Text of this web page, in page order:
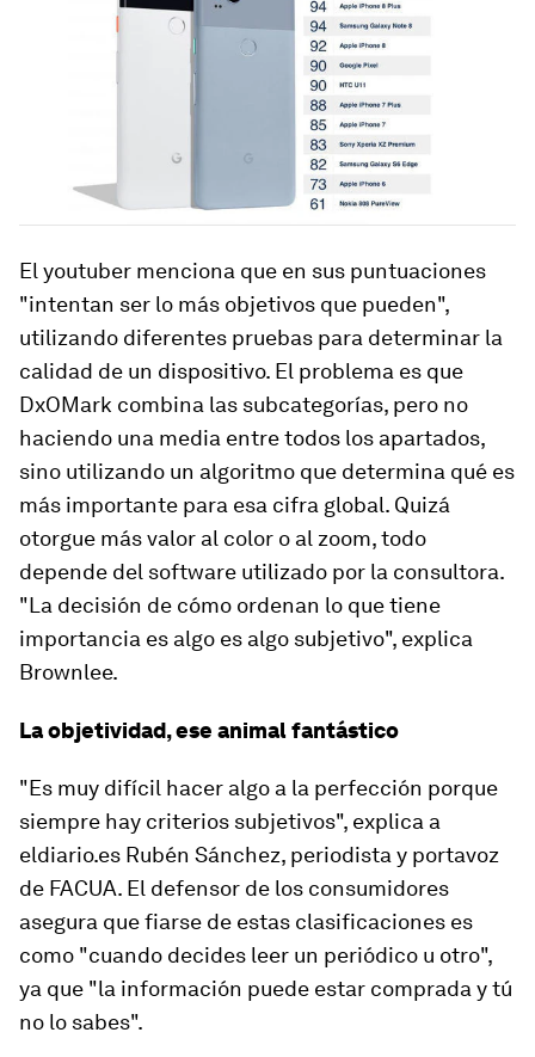
El youtuber menciona que en sus puntuaciones
"intentan ser lo más objetivos que pueden",
utilizando diferentes pruebas para determinar la
calidad de un dispositivo. El problema es que
DxOMark combina las subcategorías, pero no
haciendo una media entre todos los apartados,
sino utilizando un algoritmo que determina qué es
más importante para esa cifra global. Quizá
otorgue más valor al color o al zoom, todo
depende del software utilizado por la consultora.
"La decisión de cómo ordenan lo que tiene
importancia es algo es algo subjetivo", explica
Brownlee.
La objetividad, ese animal fantástico
"Es muy difícil hacer algo a la perfección porque
siempre hay criterios subjetivos", explica a
eldiario.es Rubén Sánchez, periodista y portavoz
de FACUA. El defensor de los consumidores
asegura que fiarse de estas clasificaciones es
como "cuando decides leer un periódico u otro",
ya que "la información puede estar comprada y tú
no lo sabes".